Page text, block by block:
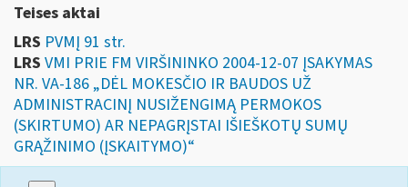
Teises aktai
LRS PVMĮ 91 str.
LRS VMI PRIE FM VIRŠININKO 2004-12-07 ĮSAKYMAS
NR. VA-186 „DĖL MOKESČIO IR BAUDOS UŽ
ADMINISTRACINĮ NUSIŽENGIMĄ PERMOKOS
(SKIRTUMO) AR NEPAGRĮSTAI IŠIEŠKOTŲ SUMŲ
GRĄŽINIMO (ĮSKAITYMO)“